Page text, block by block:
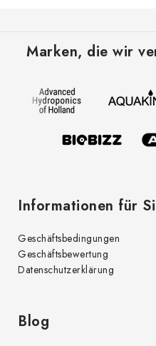
Marken, die wir
Informationen für
Geschäftsbedingungen
Geschäftsbewertung
Datenschutzerklärung
Blog